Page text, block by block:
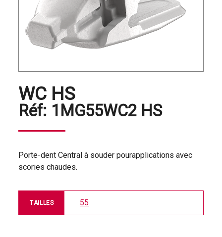
WC HS
Réf: 1MG55WC2 HS
Porte-dent Central à souder pourapplications avec
scories chaudes.
TAILLES 55